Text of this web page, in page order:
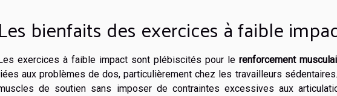
Les bienfaits des exercices à faible
exercices à faible impact sont plébiscités pour le renforcement
aux problèmes de dos, particulièrement chez les travailleurs
de soutien sans imposer de contraintes excessives aux